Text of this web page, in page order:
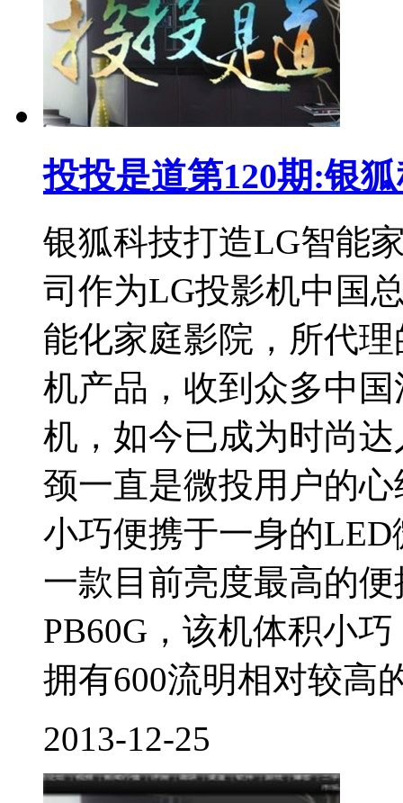
投投是道第120期:银
银狐科技打造LG智能
司作为LG投影机中国
能化家庭影院，所代
机产品，收到众多中
机，如今已成为时尚
颈一直是微投用户的
小巧便携于一身的
一款目前亮度最高的
PB60G，该机体积小
拥有600流明相对较高
2013-12-25